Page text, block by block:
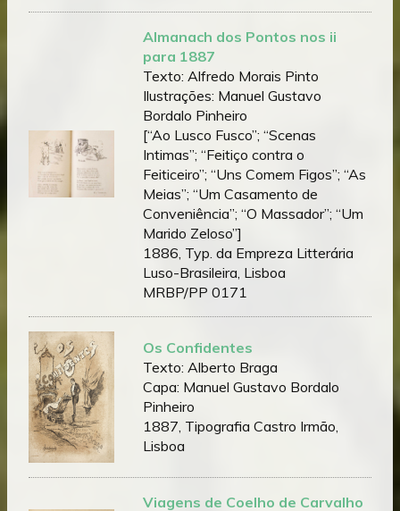
Almanach dos Pontos nos ii
para 1887
Texto: Alfredo Morais Pinto
Ilustrações: Manuel Gustavo
Bordalo Pinheiro
[“Ao Lusco Fusco”; “Scenas
Intimas”; “Feitiço contra o
Feiticeiro”; “Uns Comem Figos”; “As
Meias”; “Um Casamento de
Conveniência”; “O Massador”; “Um
Marido Zeloso”]
1886, Typ. da Empreza Litterária
Luso-Brasileira, Lisboa
MRBP/PP 0171
Os Confidentes
Texto: Alberto Braga
Capa: Manuel Gustavo Bordalo
Pinheiro
1887, Tipografia Castro Irmão,
Lisboa
Viagens de Coelho de Carvalho